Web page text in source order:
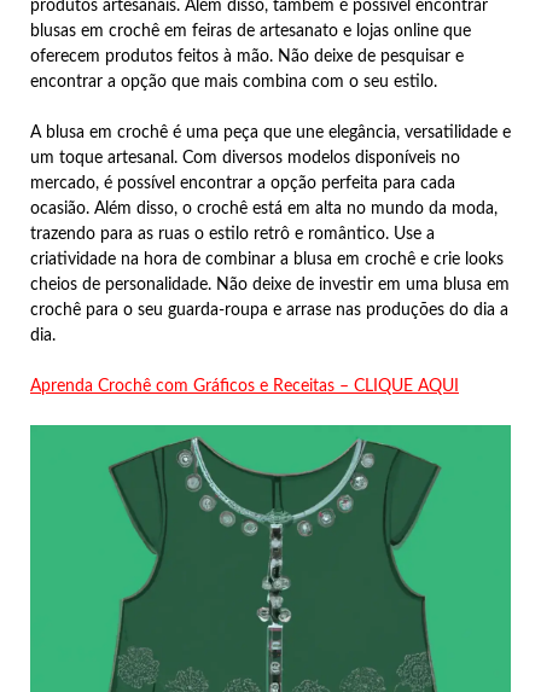
produtos artesanais. Além disso, também é possível encontrar
blusas em crochê em feiras de artesanato e lojas online que
oferecem produtos feitos à mão. Não deixe de pesquisar e
encontrar a opção que mais combina com o seu estilo.
A blusa em crochê é uma peça que une elegância, versatilidade e
um toque artesanal. Com diversos modelos disponíveis no
mercado, é possível encontrar a opção perfeita para cada
ocasião. Além disso, o crochê está em alta no mundo da moda,
trazendo para as ruas o estilo retrô e romântico. Use a
criatividade na hora de combinar a blusa em crochê e crie looks
cheios de personalidade. Não deixe de investir em uma blusa em
crochê para o seu guarda-roupa e arrase nas produções do dia a
dia.
Aprenda Crochê com Gráficos e Receitas – CLIQUE AQUI